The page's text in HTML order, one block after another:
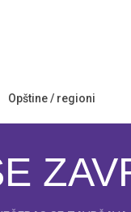
Opštine / regioni